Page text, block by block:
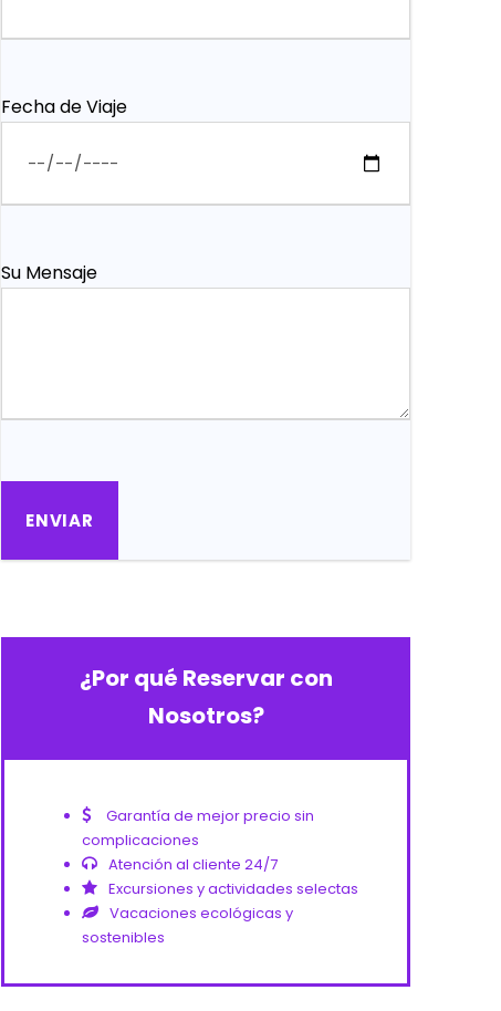
Fecha de Viaje
Su Mensaje
¿Por qué Reservar con
Nosotros?
Garantía de mejor precio sin
complicaciones
Atención al cliente 24/7
Excursiones y actividades selectas
Vacaciones ecológicas y
sostenibles